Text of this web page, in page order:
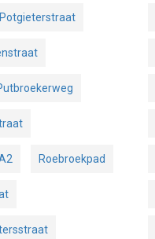
Potgieterstraat
Roebroekpad